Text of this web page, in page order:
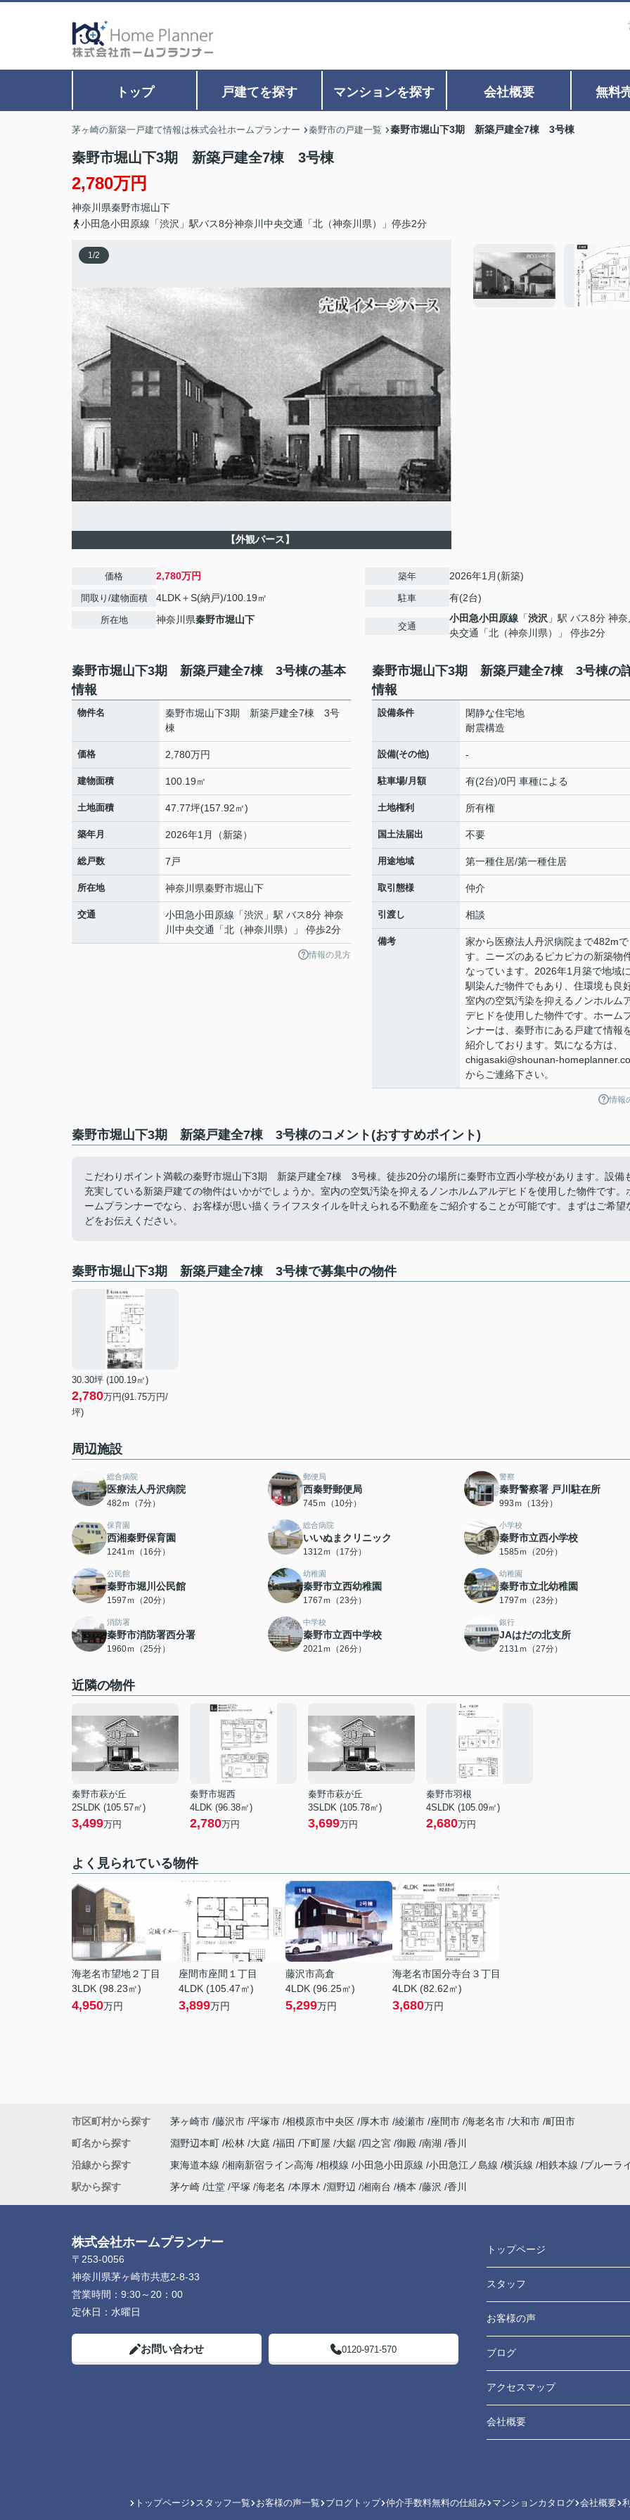
トップ 戸建てを探す マンションを探す 会社概要 無料
茅ヶ崎の新築一戸建て情報は株式会社ホームプランナー 秦野市の戸建一覧 秦野市堀山下3期 新築戸建全7棟 3号棟
秦野市堀山下3期 新築戸建全7棟 3号棟
2,780万円
神奈川県秦野市堀山下
小田急小田原線「渋沢」駅バス8分神奈川中央交通「北（神奈川県）」停歩2分
1/2
【外観パース】
価格 2,780万円
間取り/建物面積 4LDK＋S(納戸)/100.19㎡
所在地 神奈川県秦野市堀山下
築年 2026年1月(新築)
駐車 有(2台)
交通
小田急小田原線 「渋沢 」駅 バス8分 神
央交通「北（神奈川県）」 停歩2分
秦野市堀山下3期 新築戸建全7棟 3号棟の基本
情報
物件名
秦野市堀山下3期 新築戸建全7棟 3号
棟
価格 2,780万円
建物面積 100.19㎡
土地面積 47.77坪(157.92㎡)
築年月 2026年1月（新築）
総戸数 7戸
所在地 神奈川県秦野市堀山下
交通 小田急小田原線 「渋沢 」駅 バス8分 神奈
川中央交通「北（神奈川県）」 停歩2分
情報の見方
秦野市堀山下3期 新築戸建全7棟 3号棟の
情報
設備条件
閑静な住宅地
耐震構造
設備(その他) -
駐車場/月額 有(2台)/0円 車種による
土地権利 所有権
国土法届出 不要
用途地域 第一種住居/第一種住居
取引態様 仲介
引渡し 相談
備考
家から医療法人丹沢病院まで482mで
す。ニーズのあるピカピカの新築物
なっています。2026年1月築で地域
馴染んだ物件でもあり、住環境も良
室内の空気汚染を抑えるノンホルム
デヒドを使用した物件です。ホーム
ンナーは、秦野市にある戸建て情報
紹介しております。気になる方は、
chigasaki@shounan-
からご連絡下さい。
情報
秦野市堀山下3期 新築戸建全7棟 3号棟のコメント(おすすめポイント)
こだわりポイント満載の秦野市堀山下3期 新築戸建全7棟 3号棟。徒歩20分の場所に秦野市立西小学校があります。設備
充実している新築戸建ての物件はいかがでしょうか。室内の空気汚染を抑えるノンホルムアルデヒドを使用した物件です。
ームプランナーでなら、お客様が思い描くライフスタイルを叶えられる不動産をご紹介することが可能です。まずはご希望
どをお伝えください。
秦野市堀山下3期 新築戸建全7棟 3号棟で募集中の物件
30.30坪 (100.19㎡)
2,780万円(91.75万円/
坪)
周辺施設
総合病院
医療法人丹沢病院
482ｍ（7分）
郵便局
西秦野郵便局
745ｍ（10分）
警察
秦野警察署 戸川駐在所
993ｍ（13分）
保育園
西湘秦野保育園
1241ｍ（16分）
総合病院
いいぬまクリニック
1312ｍ（17分）
小学校
秦野市立西小学校
1585ｍ（20分）
公民館
秦野市堀川公民館
1597ｍ（20分）
幼稚園
秦野市立西幼稚園
1767ｍ（23分）
幼稚園
秦野市立北幼稚園
1797ｍ（23分）
消防署
秦野市消防署西分署
1960ｍ（25分）
中学校
秦野市立西中学校
2021ｍ（26分）
銀行
JAはだの北支所
2131ｍ（27分）
近隣の物件
秦野市萩が丘
2SLDK (105.57㎡)
3,499万円
秦野市堀西
4LDK (96.38㎡)
2,780万円
秦野市萩が丘
3SLDK (105.78㎡)
3,699万円
秦野市羽根
4SLDK (105.09㎡)
2,680万円
よく見られている物件
海老名市望地２丁目
3LDK (98.23㎡)
4,950万円
座間市座間１丁目
4LDK (105.47㎡)
3,899万円
藤沢市高倉
4LDK (96.25㎡)
5,299万円
海老名市国分寺台３丁目
4LDK (82.62㎡)
3,680万円
市区町村から探す 茅ヶ崎市 藤沢市 平塚市 相模原市中央区 厚木市 綾瀬市 座間市 海老名市 大和市 町田市
町名から探す
淵野辺本町 松林 大庭 福田 下町屋 大鋸 四之宮 御殿 南湖 香川
沿線から探す
東海道本線 湘南新宿ライン高海 相模線 小田急小田原線 小田急江ノ島線 横浜線 相鉄本線
ブルーラ
駅から探す
茅ケ崎 辻堂 平塚 海老名 本厚木 淵野辺 湘南台 橋本 藤沢 香川
株式会社ホームプランナー
〒253-0056
神奈川県茅ヶ崎市共恵2-8-33
営業時間： 9:30～20：00
定休日： 水曜日
お問い合わせ 0120-971-570
トップページ
スタッフ
お客様の声
ブログ
アクセスマップ
会社概要
トップページ スタッフ一覧 お客様の声一覧 ブログトップ 仲介手数料無料の仕組み マンションカタログ 会社概要